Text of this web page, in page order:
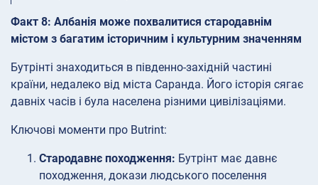
Факт 8: Албанія може похвалитися стародавнім
містом з багатим історичним і культурним значенням
Бутрінті знаходиться в південно-західній частині
країни, недалеко від міста Саранда. Його історія сягає
давніх часів і була населена різними цивілізаціями.
Ключові моменти про Butrint:
Стародавнє походження: Бутрінт має давнє
походження, докази людського поселення